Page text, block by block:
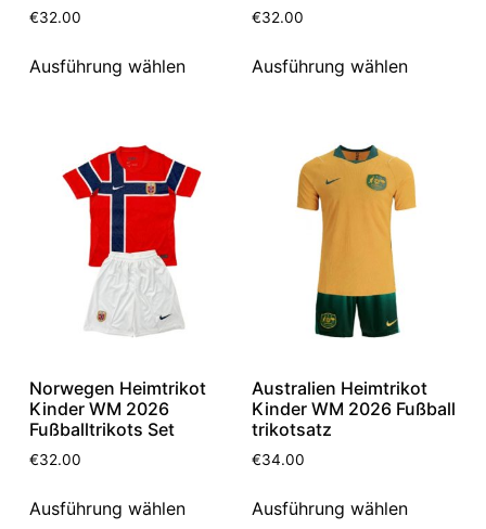
€32.00
Ausführung wählen
€32.00
Ausführung wählen
Norwegen Heimtrikot
Kinder WM 2026
Fußballtrikots Set
€32.00
Ausführung wählen
Australien Heimtrikot
Kinder WM 2026 Fußball
trikotsatz
€34.00
Ausführung wählen